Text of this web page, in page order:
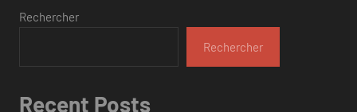
Rechercher
Rechercher
Recent Posts